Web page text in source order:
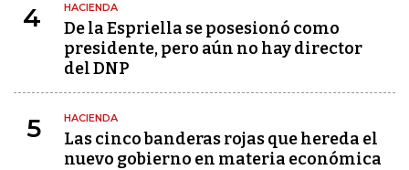
4 HACIENDA
De la Espriella se posesionó como
presidente, pero aún no hay director
del DNP
5 HACIENDA
Las cinco banderas rojas que hereda el
nuevo gobierno en materia económica